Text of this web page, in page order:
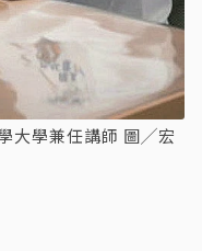
大學兼任講師 圖╱宏